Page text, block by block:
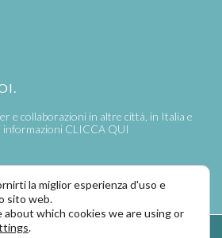
e collaborazioni in altre città, in Italia e
informazioni CLICCA QUI
la miglior esperienza d'uso e
sito web.
about which cookies we are using or
.